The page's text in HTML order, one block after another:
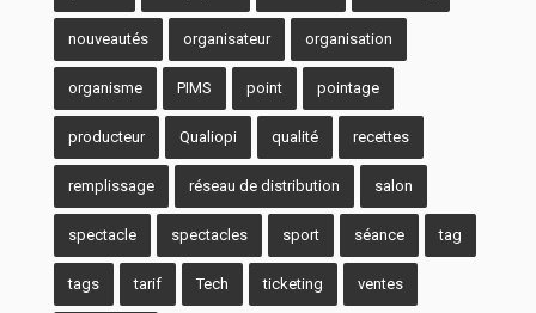
nouveautés organisateur organisation
organisme PIMS point pointage
producteur Qualiopi qualité recettes
remplissage réseau de distribution salon
spectacle spectacles sport séance tag
tags tarif Tech ticketing ventes